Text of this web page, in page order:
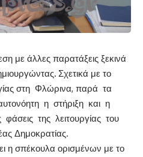
με άλλες παρατάξεις ξεκινά
. Σχετικά με το
στη Φλώρινα, παρά τα
η στήριξη και η
της λειτουργίας του
Δημοκρατίας.
η σπέκουλα ορισμένων με το